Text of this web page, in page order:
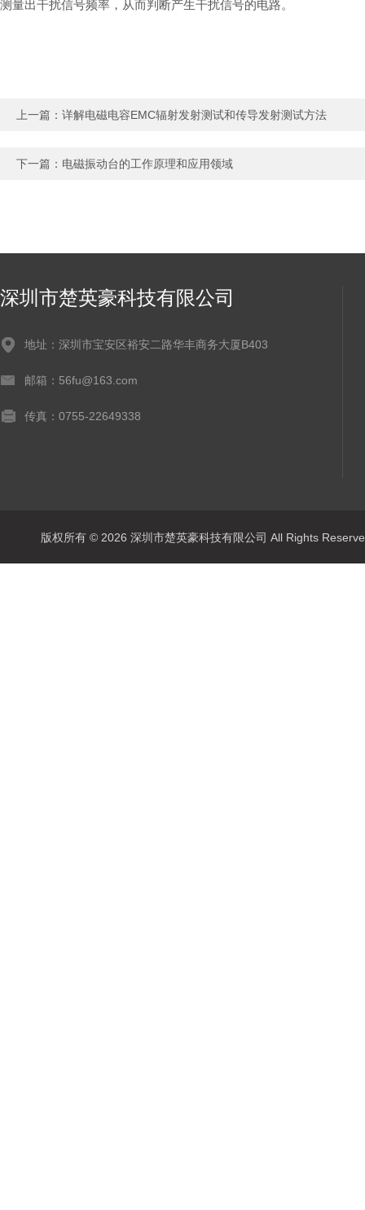
测量出干扰信号频率，从而判断产生干扰信号的电路。
上一篇： 详解电磁电容EMC辐射发射测试和传导发射测试方法
下一篇： 电磁振动台的工作原理和应用领域
深圳市楚英豪科技有限公司
地址：深圳市宝安区裕安二路华丰商务大厦B403
邮箱：56fu@163.com
传真：0755-22649338
版权所有 © 2026 深圳市楚英豪科技有限公司 All Rights